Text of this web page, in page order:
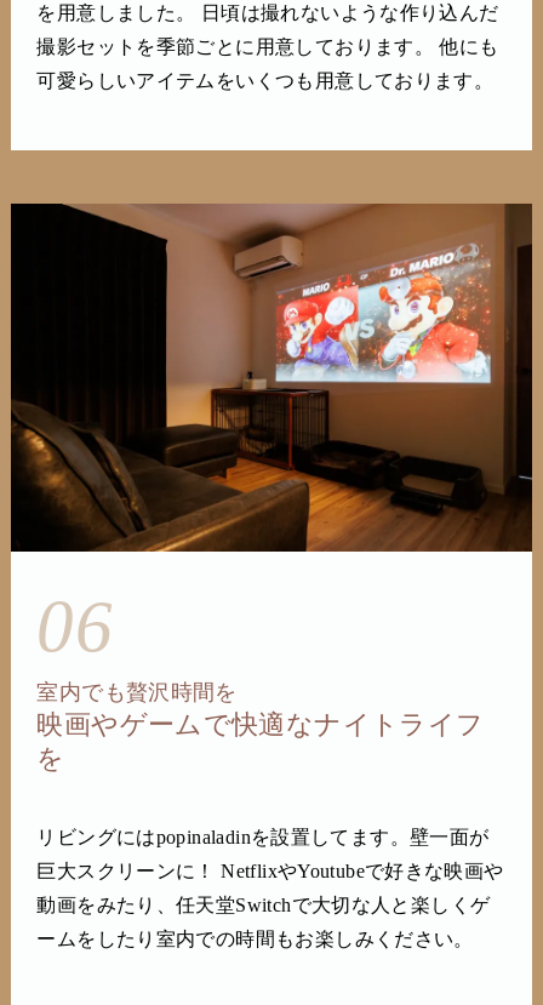
を用意しました。 日頃は撮れないような作り込んだ
撮影セットを季節ごとに用意しております。 他にも
可愛らしいアイテムをいくつも用意しております。
06
室内でも贅沢時間を
映画やゲームで快適なナイトライフ
を
リビングにはpopinaladinを設置してます。壁一面が
巨大スクリーンに！ NetflixやYoutubeで好きな映画や
動画をみたり、任天堂Switchで大切な人と楽しくゲ
ームをしたり室内での時間もお楽しみください。